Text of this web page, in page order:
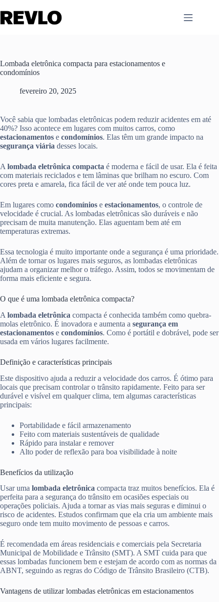
para
Lombada eletrônica compacta para estacionamentos e
condomínios
fevereiro 20, 2025
Você sabia que lombadas eletrônicas podem reduzir acidentes em até
40%? Isso acontece em lugares com muitos carros, como
estacionamentos e condomínios. Elas têm um grande impacto na
segurança viária desses locais.
A lombada eletrônica compacta é moderna e fácil de usar. Ela é feita
com materiais reciclados e tem lâminas que brilham no escuro. Com
cores preta e amarela, fica fácil de ver até onde tem pouca luz.
Em lugares como condomínios e estacionamentos, o controle de
velocidade é crucial. As lombadas eletrônicas são duráveis e não
precisam de muita manutenção. Elas aguentam bem até em
temperaturas extremas.
Essa tecnologia é muito importante onde a segurança é uma prioridade.
Além de tornar os lugares mais seguros, as lombadas eletrônicas
ajudam a organizar melhor o tráfego. Assim, todos se movimentam de
forma mais eficiente e segura.
O que é uma lombada eletrônica compacta?
A lombada eletrônica compacta é conhecida também como quebra-
molas eletrônico. É inovadora e aumenta a segurança em
estacionamentos e condomínios. Como é portátil e dobrável, pode ser
usada em vários lugares facilmente.
Definição e características principais
Este dispositivo ajuda a reduzir a velocidade dos carros. É ótimo para
locais que precisam controlar o trânsito rapidamente. Feito para ser
durável e visível em qualquer clima, tem algumas características
principais:
Portabilidade e fácil armazenamento
Feito com materiais sustentáveis de qualidade
Rápido para instalar e remover
Alto poder de reflexão para boa visibilidade à noite
Benefícios da utilização
Usar uma lombada eletrônica compacta traz muitos benefícios. Ela é
perfeita para a segurança do trânsito em ocasiões especiais ou
operações policiais. Ajuda a tornar as vias mais seguras e diminui o
risco de acidentes. Estudos confirmam que ela cria um ambiente mais
seguro onde tem muito movimento de pessoas e carros.
É recomendada em áreas residenciais e comerciais pela Secretaria
Municipal de Mobilidade e Trânsito (SMT). A SMT cuida para que
essas lombadas funcionem bem e estejam de acordo com as normas da
ABNT, seguindo as regras do Código de Trânsito Brasileiro (CTB).
Vantagens de utilizar lombadas eletrônicas em estacionamentos